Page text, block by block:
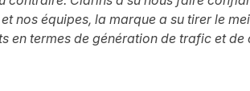
nos équipes, la marque a su tirer le
en termes de génération de trafic et